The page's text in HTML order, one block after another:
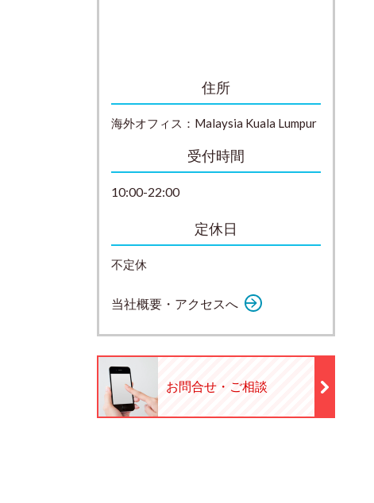
住所
海外オフィス： Malaysia Kuala Lumpur
受付時間
10:00-22:00
定休日
不定休
当社概要・アクセスへ
お問合せ・ご相談